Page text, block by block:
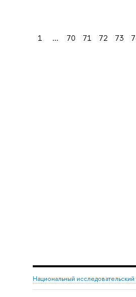
1 ... 70 71 72 73
Национальный